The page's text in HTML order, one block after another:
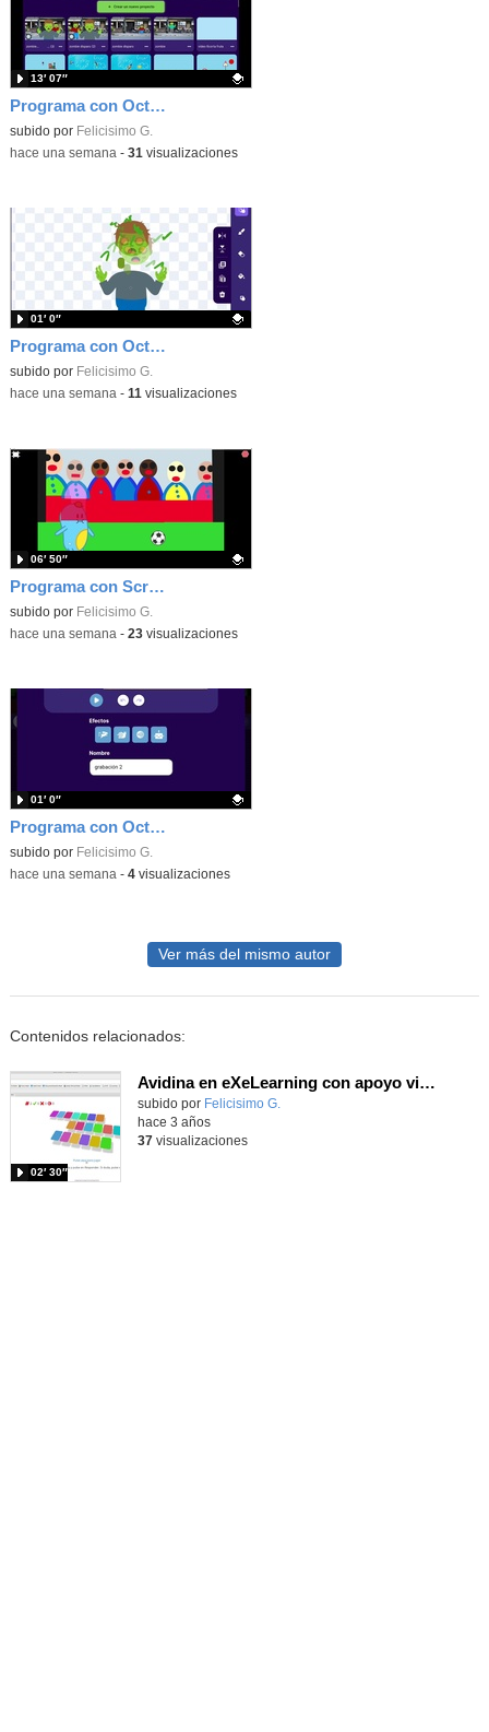
Programa con OctoStudio, un juego de disparos contra Zombies con un cargador basado en el House of the dead
Contenido educativo.
subido por Felicisimo G.
13′ 07″
-hace una semana - 31 visualizaciones
Programa con OctoStudio, un juego homenajeando al House of the dead con Zombies
Contenido educativo.
subido por Felicisimo G.
01′ 0″
-hace una semana - 11 visualizaciones
Programa con Scratch Jr una barrera que se desplaza para dar sensación de movimiento
Contenido educativo.
subido por Felicisimo G.
06′ 50″
-hace una semana - 23visualizaciones
Programa con Octostudio, una animación utilizando la cámara para una foto y audio y texto para comunicar.
Contenido educativo.
subido por Felicisimo G.
01′ 0″
-hace una semana - 4visualizaciones
Ver más del mismo autor
Contenidos relacionados:
Avidina en eXeLearning con apoyo visual
Contenido educativo.
subido por Felicisimo G.
02′ 30″
hace 3 años
37visualizaciones